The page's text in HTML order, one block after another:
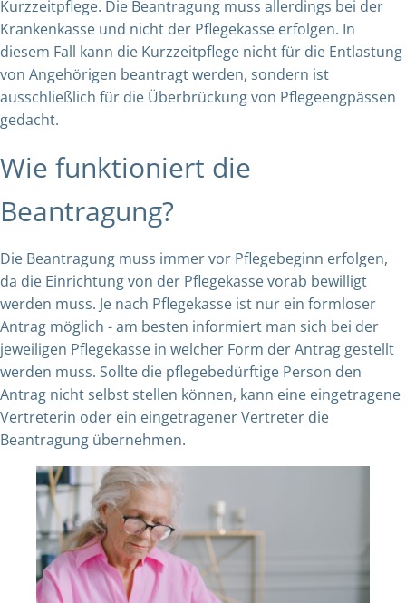
Kurzzeitpflege. Die Beantragung muss allerdings bei der
Krankenkasse und nicht der Pflegekasse erfolgen. In
diesem Fall kann die Kurzzeitpflege nicht für die Entlastung
von Angehörigen beantragt werden, sondern ist
ausschließlich für die Überbrückung von Pflegeengpässen
gedacht.
Wie funktioniert die
Beantragung?
Die Beantragung muss immer vor Pflegebeginn erfolgen,
da die Einrichtung von der Pflegekasse vorab bewilligt
werden muss. Je nach Pflegekasse ist nur ein formloser
Antrag möglich - am besten informiert man sich bei der
jeweiligen Pflegekasse in welcher Form der Antrag gestellt
werden muss. Sollte die pflegebedürftige Person den
Antrag nicht selbst stellen können, kann eine eingetragene
Vertreterin oder ein eingetragener Vertreter die
Beantragung übernehmen.